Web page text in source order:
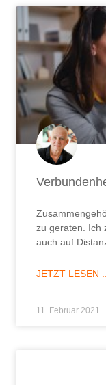
zu geraten. Ich
auch auf
JETZT LESEN ...
11. Februar 2021